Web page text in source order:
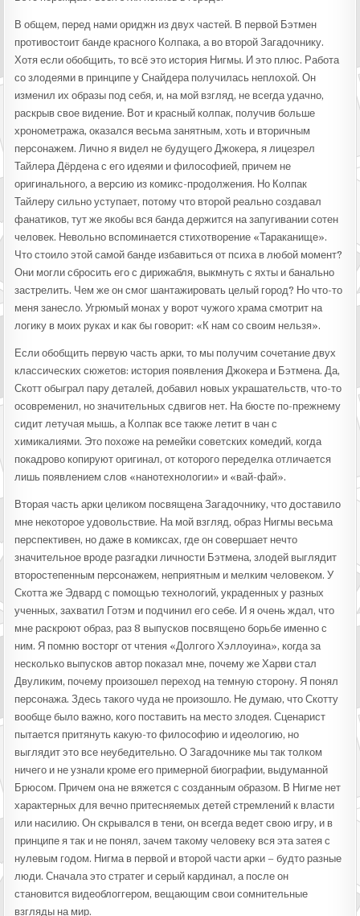
В общем, перед нами ориджн из двух частей. В первой Бэтмен
противостоит банде красного Колпака, а во второй Загадочнику.
Хотя если обобщить, то всё это история Нигмы. И это плюс. Работа
со злодеями в принципе у Снайдера получилась неплохой. Он
изменил их образы под себя, и, на мой взгляд, не всегда удачно,
раскрыв свое видение. Вот и красный колпак, получив больше
хронометража, оказался весьма занятным, хоть и вторичным
персонажем. Лично я видел не будущего Джокера, я лицезрел
Тайлера Дёрдена с его идеями и философией, причем не
оригинального, а версию из комикс-продолжения. Но Колпак
Тайлеру сильно уступает, потому что второй реально создавал
фанатиков, тут же якобы вся банда держится на запугивании сотен
человек. Невольно вспоминается стихотворение «Тараканище».
Что стоило этой самой банде избавиться от психа в любой момент?
Они могли сбросить его с дирижабля, выкмнуть с яхты и банально
застрелить. Чем же он смог шантажировать целый город? Но что-то
меня занесло. Угрюмый монах у ворот чужого храма смотрит на
логику в моих руках и как бы говорит: «К нам со своим нельзя».
Если обобщить первую часть арки, то мы получим сочетание двух
классических сюжетов: история появления Джокера и Бэтмена. Да,
Скотт обыграл пару деталей, добавил новых украшательств, что-то
осовременил, но значительных сдвигов нет. На бюсте по-прежнему
сидит летучая мышь, а Колпак все также летит в чан с
химикалиями. Это похоже на ремейки советских комедий, когда
покадрово копируют оригинал, от которого переделка отличается
лишь появлением слов «нанотехнологии» и «вай-фай».
Вторая часть арки целиком посвящена Загадочнику, что доставило
мне некоторое удовольствие. На мой взгляд, образ Нигмы весьма
перспективен, но даже в комиксах, где он совершает нечто
значительное вроде разгадки личности Бэтмена, злодей выглядит
второстепенным персонажем, неприятным и мелким человеком. У
Скотта же Эдвард с помощью технологий, украденных у разных
ученных, захватил Готэм и подчинил его себе. И я очень ждал, что
мне раскроют образ, раз 8 выпусков посвящено борьбе именно с
ним. Я помню восторг от чтения «Долгого Хэллоуина», когда за
несколько выпусков автор показал мне, почему же Харви стал
Двуликим, почему произошел переход на темную сторону. Я понял
персонажа. Здесь такого чуда не произошло. Не думаю, что Скотту
вообще было важно, кого поставить на место злодея. Сценарист
пытается притянуть какую-то философию и идеологию, но
выглядит это все неубедительно. О Загадочнике мы так толком
ничего и не узнали кроме его примерной биографии, выдуманной
Брюсом. Причем она не вяжется с созданным образом. В Нигме нет
характерных для вечно притесняемых детей стремлений к власти
или насилию. Он скрывался в тени, он всегда ведет свою игру, и в
принципе я так и не понял, зачем такому человеку вся эта затея с
нулевым годом. Нигма в первой и второй части арки – будто разные
люди. Сначала это стратег и серый кардинал, а после он
становится видеоблоггером, вещающим свои сомнительные
взгляды на мир.